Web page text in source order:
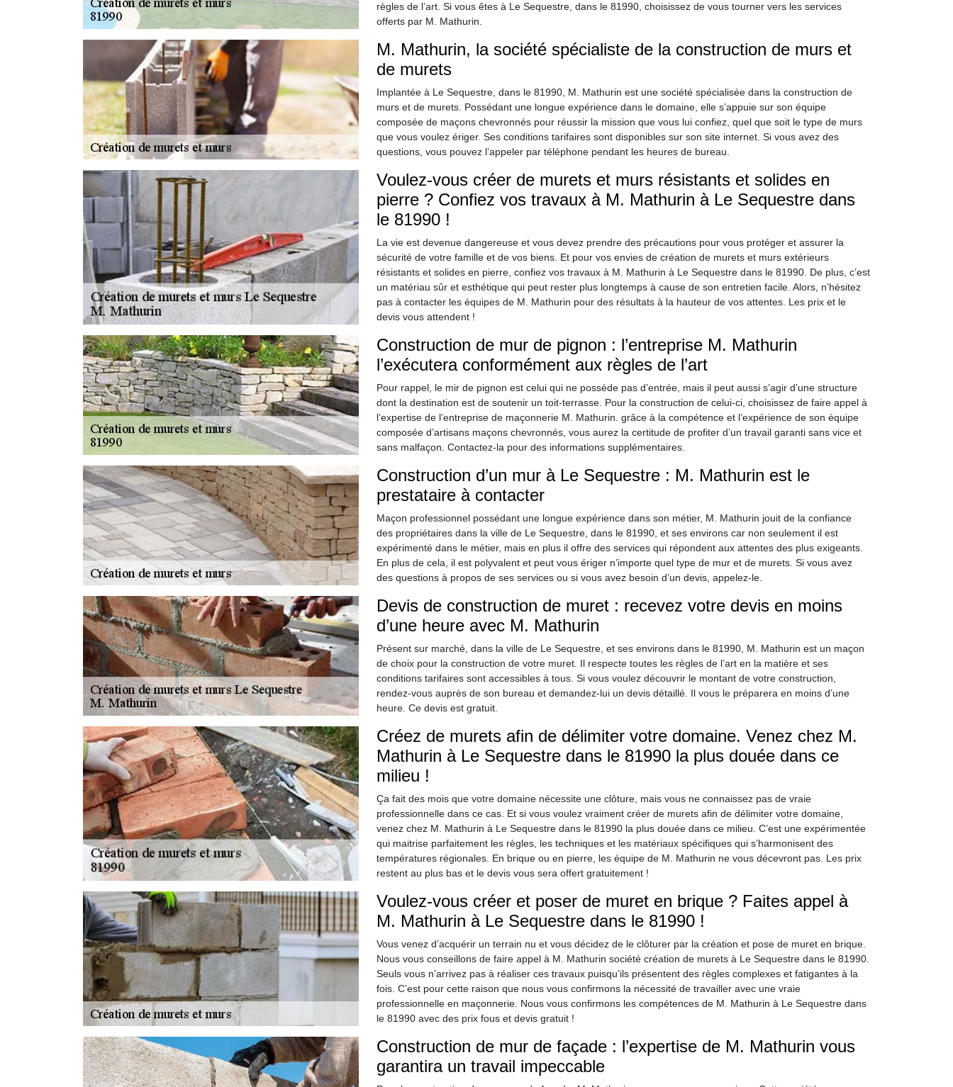
règles de l’art. Si vous êtes à Le Sequestre, dans le 81990, choisissez de vous tourner vers les services
offerts par M. Mathurin.
M. Mathurin, la société spécialiste de la construction de murs et
de murets
Implantée à Le Sequestre, dans le 81990, M. Mathurin est une société spécialisée dans la construction de
murs et de murets. Possédant une longue expérience dans le domaine, elle s’appuie sur son équipe
composée de maçons chevronnés pour réussir la mission que vous lui confiez, quel que soit le type de murs
que vous voulez ériger. Ses conditions tarifaires sont disponibles sur son site internet. Si vous avez des
questions, vous pouvez l’appeler par téléphone pendant les heures de bureau.
Voulez-vous créer de murets et murs résistants et solides en
pierre ? Confiez vos travaux à M. Mathurin à Le Sequestre dans
le 81990 !
La vie est devenue dangereuse et vous devez prendre des précautions pour vous protéger et assurer la
sécurité de votre famille et de vos biens. Et pour vos envies de création de murets et murs extérieurs
résistants et solides en pierre, confiez vos travaux à M. Mathurin à Le Sequestre dans le 81990. De plus, c’est
un matériau sûr et esthétique qui peut rester plus longtemps à cause de son entretien facile. Alors, n’hésitez
pas à contacter les équipes de M. Mathurin pour des résultats à la hauteur de vos attentes. Les prix et le
devis vous attendent !
Construction de mur de pignon : l’entreprise M. Mathurin
l’exécutera conformément aux règles de l’art
Pour rappel, le mir de pignon est celui qui ne possède pas d’entrée, mais il peut aussi s’agir d’une structure
dont la destination est de soutenir un toit-terrasse. Pour la construction de celui-ci, choisissez de faire appel à
l’expertise de l’entreprise de maçonnerie M. Mathurin. grâce à la compétence et l’expérience de son équipe
composée d’artisans maçons chevronnés, vous aurez la certitude de profiter d’un travail garanti sans vice et
sans malfaçon. Contactez-la pour des informations supplémentaires.
Construction d’un mur à Le Sequestre : M. Mathurin est le
prestataire à contacter
Maçon professionnel possédant une longue expérience dans son métier, M. Mathurin jouit de la confiance
des propriétaires dans la ville de Le Sequestre, dans le 81990, et ses environs car non seulement il est
expérimenté dans le métier, mais en plus il offre des services qui répondent aux attentes des plus exigeants.
En plus de cela, il est polyvalent et peut vous ériger n’importe quel type de mur et de murets. Si vous avez
des questions à propos de ses services ou si vous avez besoin d’un devis, appelez-le.
Devis de construction de muret : recevez votre devis en moins
d’une heure avec M. Mathurin
Présent sur marché, dans la ville de Le Sequestre, et ses environs dans le 81990, M. Mathurin est un maçon
de choix pour la construction de votre muret. Il respecte toutes les règles de l’art en la matière et ses
conditions tarifaires sont accessibles à tous. Si vous voulez découvrir le montant de votre construction,
rendez-vous auprès de son bureau et demandez-lui un devis détaillé. Il vous le préparera en moins d’une
heure. Ce devis est gratuit.
Créez de murets afin de délimiter votre domaine. Venez chez M.
Mathurin à Le Sequestre dans le 81990 la plus douée dans ce
milieu !
Ça fait des mois que votre domaine nécessite une clôture, mais vous ne connaissez pas de vraie
professionnelle dans ce cas. Et si vous voulez vraiment créer de murets afin de délimiter votre domaine,
venez chez M. Mathurin à Le Sequestre dans le 81990 la plus douée dans ce milieu. C’est une expérimentée
qui maitrise parfaitement les règles, les techniques et les matériaux spécifiques qui s’harmonisent des
températures régionales. En brique ou en pierre, les équipe de M. Mathurin ne vous décevront pas. Les prix
restent au plus bas et le devis vous sera offert gratuitement !
Voulez-vous créer et poser de muret en brique ? Faites appel à
M. Mathurin à Le Sequestre dans le 81990 !
Vous venez d’acquérir un terrain nu et vous décidez de le clôturer par la création et pose de muret en brique.
Nous vous conseillons de faire appel à M. Mathurin société création de murets à Le Sequestre dans le 81990.
Seuls vous n’arrivez pas à réaliser ces travaux puisqu’ils présentent des règles complexes et fatigantes à la
fois. C’est pour cette raison que nous vous confirmons la nécessité de travailler avec une vraie
professionnelle en maçonnerie. Nous vous confirmons les compétences de M. Mathurin à Le Sequestre dans
le 81990 avec des prix fous et devis gratuit !
Construction de mur de façade : l’expertise de M. Mathurin vous
garantira un travail impeccable